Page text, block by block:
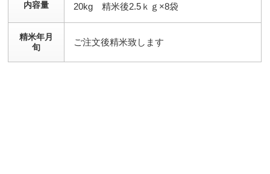
内容量 20kg 精米後2.5ｋｇ×8袋
精米年月
旬
ご注文後精米致します